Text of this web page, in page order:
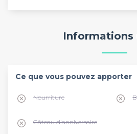
Informations
Ce que vous pouvez apporter
Nourriture
Gâteau d'anniversaire